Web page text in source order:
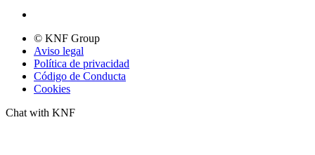
© KNF Group
Aviso legal
Política de privacidad
Código de Conducta
Cookies
Chat with KNF